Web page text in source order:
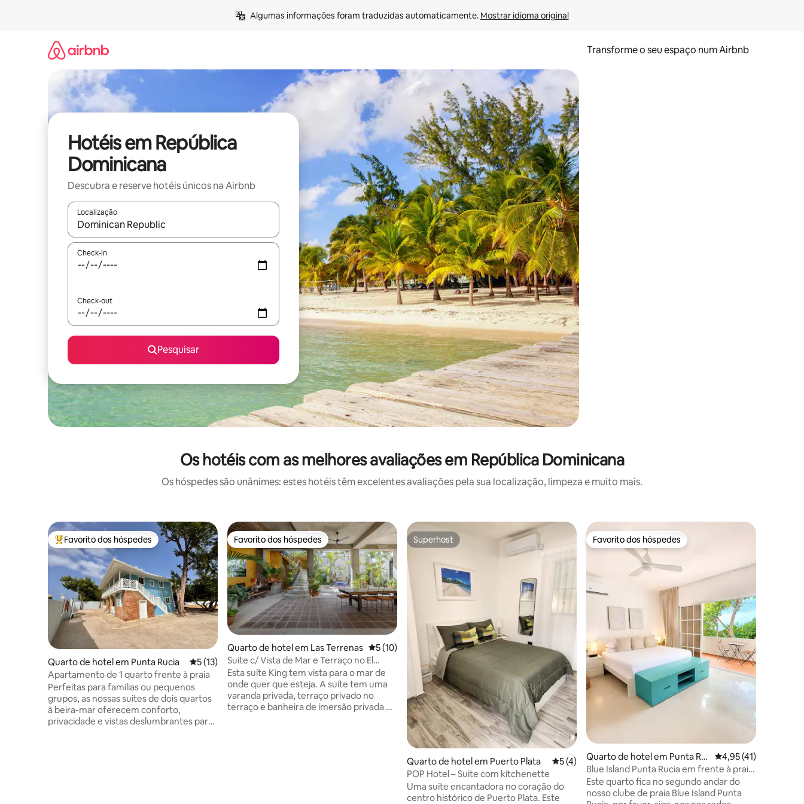
Algumas informações foram traduzidas automaticamente. Mostrar idioma original
Transforme o seu espaço num Airbnb
Hotéis em República
Dominicana
Descubra e reserve hotéis únicos na Airbnb
Localização
Quando os resultados estiverem disponíveis, navegue com as teclas de seta para cima e para baixo ou explore com gestos de toque ou deslize.
Check-in
Check-out
Pesquisar
Os hotéis com as melhores avaliações em República Dominicana
Os hóspedes são unânimes: estes hotéis têm excelentes avaliações pela sua localização, limpeza e muito mais.
Favoritos dos hóspedes mais apreciados
Favorito dos hóspedes
Quarto de hotel em Punta Rucia Classificação média de 5 em 5 estrelas, 13avaliações
5 (13)
Apartamento de 1 quarto frente à praia
Perfeitas para famílias ou pequenos
grupos, as nossas suites de dois quartos
à beira-mar oferecem conforto,
privacidade e vistas deslumbrantes para
Favorito dos hóspedes
Favorito dos hóspedes
Quarto de hotel em Las Terrenas Classificação média de 5 em 5 estrelas, 10avaliações
5 (10)
Suite c/ Vista de Mar e Terraço no El
Mambo Hotel
Esta suíte King tem vista para o mar de
onde quer que esteja. A suíte tem uma
varanda privada, terraço privado no
terraço e banheira de imersão privada no
Superhost
Superhost
Quarto de hotel em Puerto Plata Classificação média de 5 em 5 estrelas, 4avaliações
5 (4)
POP Hotel – Suite com kitchenette
Uma suite encantadora no coração do
centro histórico de Puerto Plata. Este
Favorito dos hóspedes
Favorito dos hóspedes
Quarto de hotel em Punta Ru
cia
Classificação média
4,95 (41)
Blue Island Punta Rucia em frente à praia
2
Este quarto fica no segundo andar do
nosso clube de praia Blue Island Punta